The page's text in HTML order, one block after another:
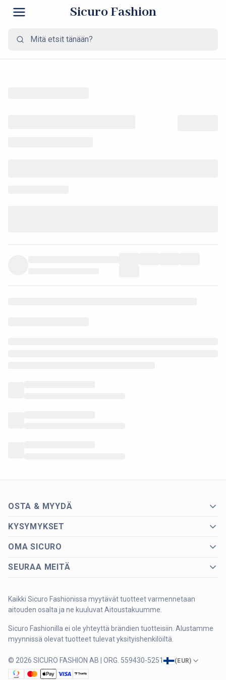
Sicuro Fashion
OSTA & MYYDÄ
KYSYMYKSET
OMA SICURO
SEURAA MEITÄ
Kaikki Sicuro Fashionissa myytävät tuotteet varmennetaan
aitouden osalta ja ne kuuluvat Aitoustakuumme.
Sicuro Fashionilla ei ole yhteyttä brändien tuotteisiin. Alustamme
myynnissä olevat tuotteet tulevat yksityishenkilöiltä.
© 2026 SICURO FASHION AB | ORG. 559430-5251 (EUR)